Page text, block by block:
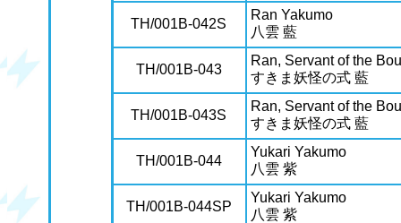
TH/001B-042S
Ran Yakumo
八雲 藍
TH/001B-043
Ran, Servant of the
すきま妖怪の式 藍
TH/001B-043S
Ran, Servant of the
すきま妖怪の式 藍
TH/001B-044
Yukari Yakumo
八雲 紫
TH/001B-044SP
Yukari Yakumo
八雲 紫